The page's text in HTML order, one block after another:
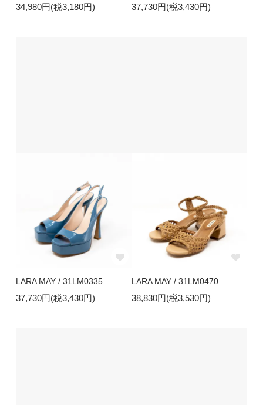
34,980円(税3,180円) 37,730円(税3,430円)
LARA MAY / 31LM0335
37,730円(税3,430円)
LARA MAY / 31LM0470
38,830円(税3,530円)